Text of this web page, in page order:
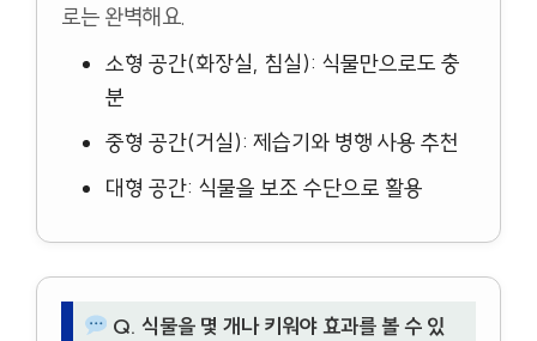
로는 완벽해요.
소형 공간(화장실, 침실): 식물만으로도 충
분
중형 공간(거실): 제습기와 병행 사용 추천
대형 공간: 식물을 보조 수단으로 활용
Q. 식물을 몇 개나 키워야 효과를 볼 수 있